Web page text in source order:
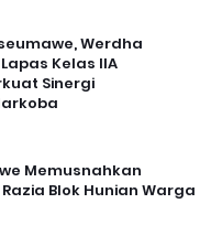
Werdha
Kelas IIA
Sinergi
Memusnahkan
Blok Hunian Warga